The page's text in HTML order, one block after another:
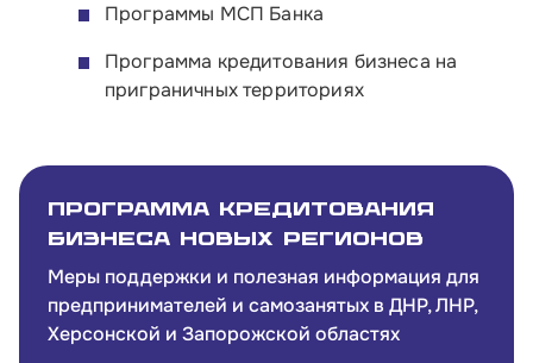
Почтовый адрес:
109012, г. Москва, Славянская площадь, д.4,
Программы МСП Банка
Программа кредитования бизнеса на
приграничных территориях
Программа кредитования
бизнеса новых регионов
Меры поддержки и полезная информация для
предпринимателей и самозанятых в ДНР, ЛНР,
Херсонской и Запорожской областях